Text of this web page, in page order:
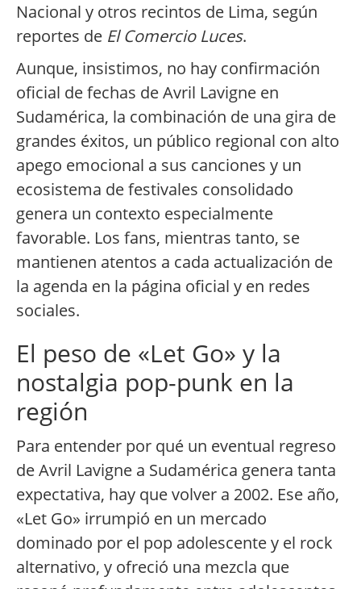
Nacional y otros recintos de Lima, según
reportes de El Comercio Luces.
Aunque, insistimos, no hay confirmación
oficial de fechas de Avril Lavigne en
Sudamérica, la combinación de una gira de
grandes éxitos, un público regional con alto
apego emocional a sus canciones y un
ecosistema de festivales consolidado
genera un contexto especialmente
favorable. Los fans, mientras tanto, se
mantienen atentos a cada actualización de
la agenda en la página oficial y en redes
sociales.
El peso de «Let Go» y la
nostalgia pop-punk en la
región
Para entender por qué un eventual regreso
de Avril Lavigne a Sudamérica genera tanta
expectativa, hay que volver a 2002. Ese año,
«Let Go» irrumpió en un mercado
dominado por el pop adolescente y el rock
alternativo, y ofreció una mezcla que